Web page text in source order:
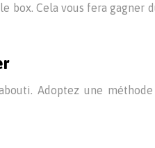
Cela vous fera
Adoptez une